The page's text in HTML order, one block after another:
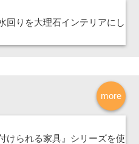
回りを大理石インテリアにし
more
けられる家具』シリーズを使